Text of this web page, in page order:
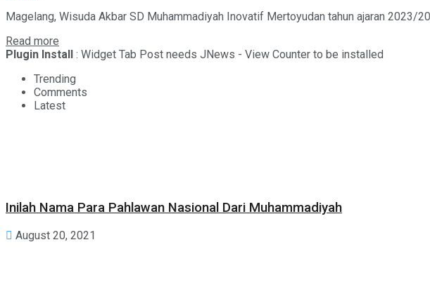
Magelang, Wisuda Akbar SD Muhammadiyah Inovatif Mertoyudan tahun ajaran 2023/
Read more
Plugin Install
: Widget Tab Post needs JNews - View Counter to be installed
Trending
Comments
Latest
Inilah Nama Para Pahlawan Nasional Dari Muhammadiyah
August 20, 2021